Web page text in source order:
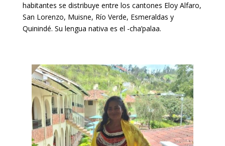
habitantes se distribuye entre los cantones Eloy Alfaro,
San Lorenzo, Muisne, Río Verde, Esmeraldas y
Quinindé. Su lengua nativa es el -cha’palaa.